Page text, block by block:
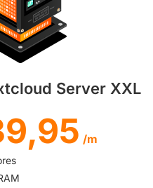
/m
Server XXL